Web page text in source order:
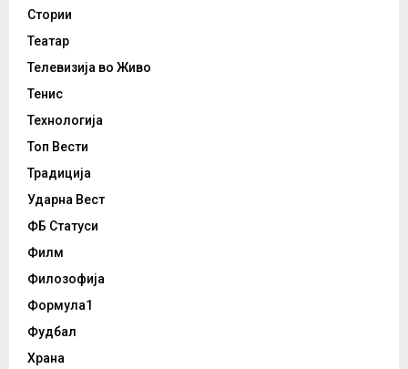
Стории
Театар
Телевизија во Живо
Тенис
Технологија
Топ Вести
Традиција
Ударна Вест
ФБ Статуси
Филм
Филозофија
Формула1
Фудбал
Храна